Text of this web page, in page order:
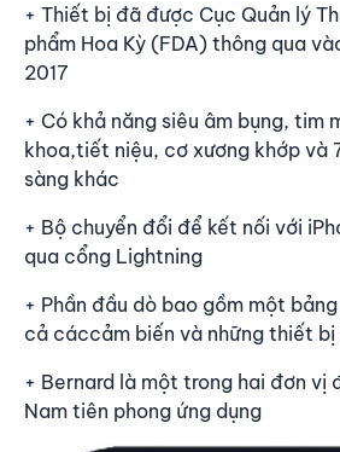
+ Thiết bị đã được Cục Quản lý
phẩm Hoa Kỳ (FDA) thông qua
2017
+ Có khả năng siêu âm bụng, tim
khoa,tiết niệu, cơ xương khớp và
sàng khác
+ Bộ chuyển đổi để kết nối với
qua cổng Lightning
+ Phần đầu dò bao gồm một
cả cáccảm biến và những thiết
+ Bernard là một trong hai đơn vị
Nam tiên phong ứng dụng